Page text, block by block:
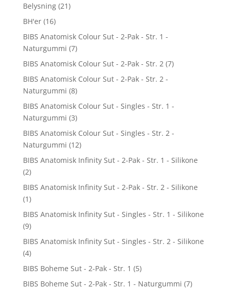
Belysning (21)
BH'er (16)
BIBS Anatomisk Colour Sut - 2-Pak - Str. 1 -
Naturgummi (7)
BIBS Anatomisk Colour Sut - 2-Pak - Str. 2 (7)
BIBS Anatomisk Colour Sut - 2-Pak - Str. 2 -
Naturgummi (8)
BIBS Anatomisk Colour Sut - Singles - Str. 1 -
Naturgummi (3)
BIBS Anatomisk Colour Sut - Singles - Str. 2 -
Naturgummi (12)
BIBS Anatomisk Infinity Sut - 2-Pak - Str. 1 - Silikone
(2)
BIBS Anatomisk Infinity Sut - 2-Pak - Str. 2 - Silikone
(1)
BIBS Anatomisk Infinity Sut - Singles - Str. 1 - Silikone
(9)
BIBS Anatomisk Infinity Sut - Singles - Str. 2 - Silikone
(4)
BIBS Boheme Sut - 2-Pak - Str. 1 (5)
BIBS Boheme Sut - 2-Pak - Str. 1 - Naturgummi (7)